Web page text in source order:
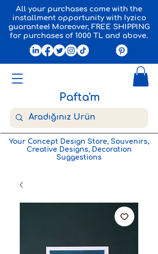
Pafta'm
All your purchases come with the
installment opportunity with Iyzico
guarantee! Moreover, FREE SHIPPING
for purchases of 1000 TL and above.
Your Concept Design Store, Souvenirs,
Creative Designs, Decoration
Suggestions